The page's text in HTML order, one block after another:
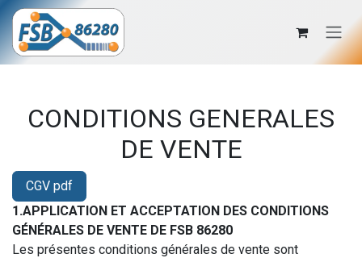
Se rendre au contenu
CONDITIONS GENERALES
DE VENTE
CGV pdf
1.APPLICATION ET ACCEPTATION DES CONDITIONS
GÉNÉRALES DE VENTE DE FSB 86280
Les présentes conditions générales de vente sont